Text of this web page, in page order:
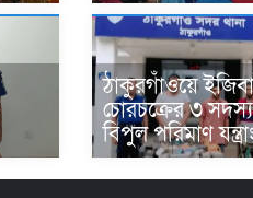
ঠাকুরগাঁওয়ে
চোরচক্রের ৩ সদস্য
বিপুল পরিমাণ